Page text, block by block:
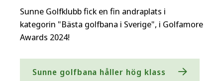
Sunne Golfklubb fick en fin andraplats i
kategorin "Bästa golfbana i Sverige", i Golfamore
Awards 2024!
Sunne golfbana håller hög klass